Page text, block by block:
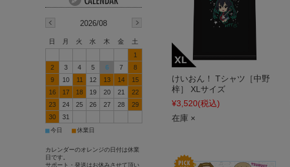
けいおん！ Tシャツ［中野
梓］ XLサイズ
¥3,520(税込)
在庫 ×
2026/08
日 月 火 水 木 金
土
1
2
3 4 5 6 7
8
9
10 11 12 13 14
15
16
17 18 19 20 21
22
23
24 25 26 27 28
29
30
31
■今日 ■休業日
カレンダーのオレンジの日付は休業
日です。
サポート・発送はお休みさせて頂い